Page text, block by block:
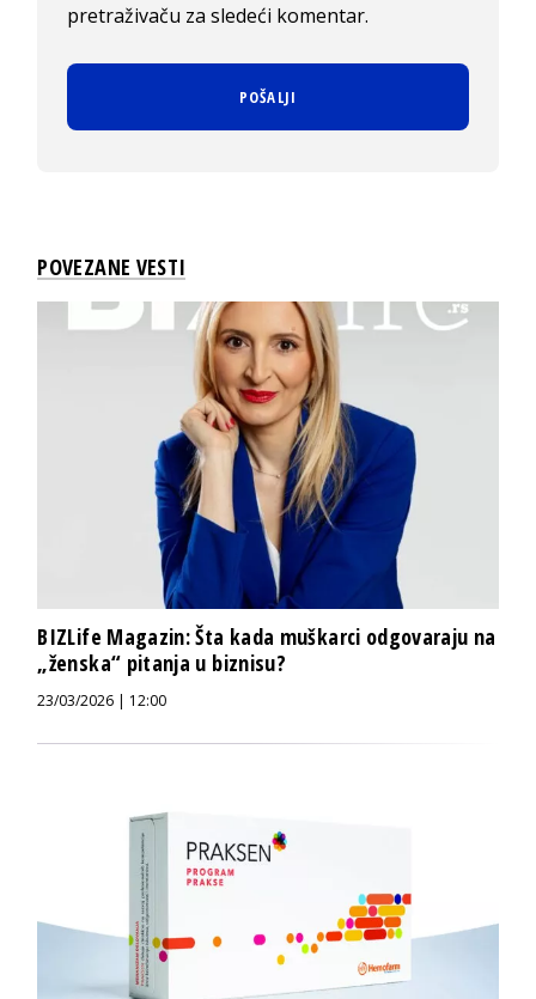
pretraživaču za sledeći komentar.
POVEZANE VESTI
BIZLife Magazin: Šta kada muškarci odgovaraju na
„ženska“ pitanja u biznisu?
23/03/2026 | 12:00